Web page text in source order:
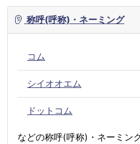
称呼(呼称)・ネーミング
コム
シイオオエム
ドットコム
などの称呼(呼称)・ネーミン